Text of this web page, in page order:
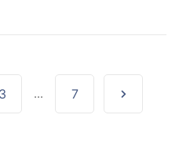
3 ... 7